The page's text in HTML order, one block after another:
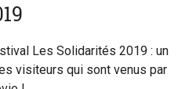
Les Solidarités 2019 : un
visiteurs qui sont venus par